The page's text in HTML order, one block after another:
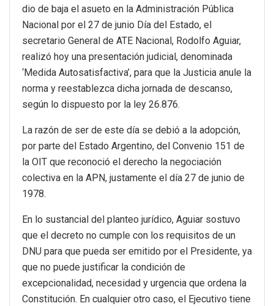
dio de baja el asueto en la Administración Pública
Nacional por el 27 de junio Día del Estado, el
secretario General de ATE Nacional, Rodolfo Aguiar,
realizó hoy una presentación judicial, denominada
‘Medida Autosatisfactiva’, para que la Justicia anule la
norma y reestablezca dicha jornada de descanso,
según lo dispuesto por la ley 26.876.
La razón de ser de este día se debió a la adopción,
por parte del Estado Argentino, del Convenio 151 de
la OIT que reconoció el derecho la negociación
colectiva en la APN, justamente el día 27 de junio de
1978.
En lo sustancial del planteo jurídico, Aguiar sostuvo
que el decreto no cumple con los requisitos de un
DNU para que pueda ser emitido por el Presidente, ya
que no puede justificar la condición de
excepcionalidad, necesidad y urgencia que ordena la
Constitución. En cualquier otro caso, el Ejecutivo tiene